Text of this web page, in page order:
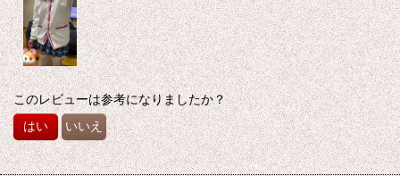
このレビューは参考になりましたか？
はい いいえ